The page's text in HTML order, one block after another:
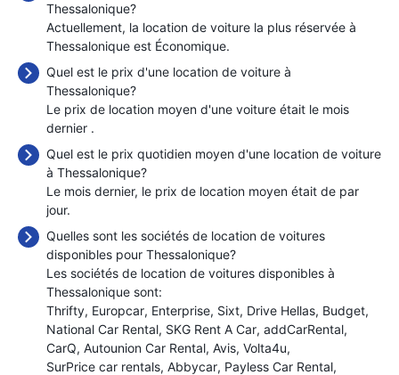
Thessalonique?
Actuellement, la location de voiture la plus réservée à
Thessalonique est Économique.
Quel est le prix d'une location de voiture à
Thessalonique?
Le prix de location moyen d'une voiture était le mois
dernier .
Quel est le prix quotidien moyen d'une location de voiture
à Thessalonique?
Le mois dernier, le prix de location moyen était de par
jour.
Quelles sont les sociétés de location de voitures
disponibles pour Thessalonique?
Les sociétés de location de voitures disponibles à
Thessalonique sont:
Thrifty Europcar Enterprise Sixt Drive Hellas Budget
National Car Rental SKG Rent A Car addCarRental
CarQ Autounion Car Rental Avis Volta4u
SurPrice car rentals Abbycar Payless Car Rental